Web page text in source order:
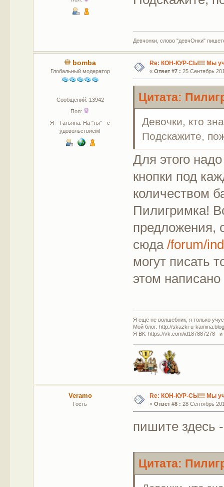
Девчонки, слово "девчОнки"
bomba
Глобальный модератор
Сообщений: 13942
Пол:
Я - Татьяна. На "ты" - с
удовольствием!
Re: КОН-КУР-СЫ!!! Мы
« Ответ #7 : 25 Сентябрь
Цитата:
Девочки, кто
Подскажите,
Для этого
кнопки под
количеством
Пилигримка!
предложения,
сюда/forum/
могут писать
этом
Я еще не волшебник, я только
Мой блог: http://skazki-u-
Я ВК: https://vk.com/id187887278 и
Veramo
Гость
Re: КОН-КУР-СЫ!!! Мы
« Ответ #8 : 28 Сентябрь
пишите здесь
Цитата: